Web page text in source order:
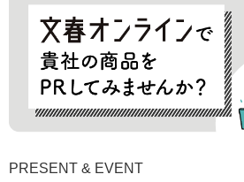
PRESENT & EVENT